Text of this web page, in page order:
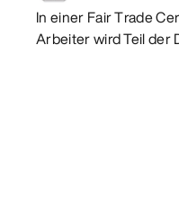
In einer Fair Trade
Arbeiter wird Teil der